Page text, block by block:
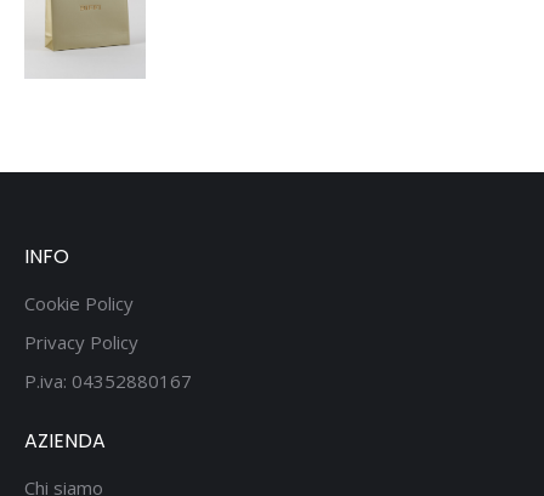
INFO
Cookie Policy
Privacy Policy
P.iva: 04352880167
AZIENDA
Chi siamo